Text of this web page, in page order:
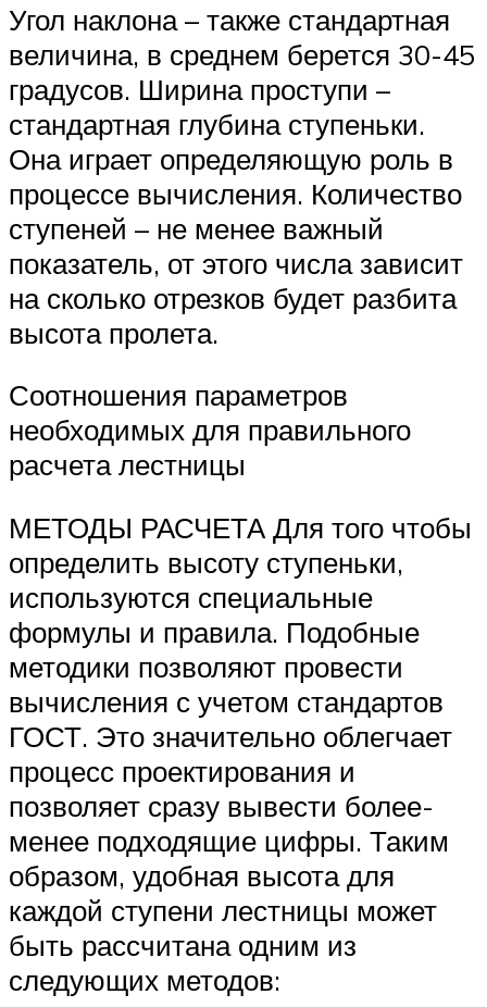
Угол наклона – также стандартная
величина, в среднем берется 30-45
градусов. Ширина проступи –
стандартная глубина ступеньки.
Она играет определяющую роль в
процессе вычисления. Количество
ступеней – не менее важный
показатель, от этого числа зависит
на сколько отрезков будет разбита
высота пролета.
Соотношения параметров
необходимых для правильного
расчета лестницы
МЕТОДЫ РАСЧЕТА Для того чтобы
определить высоту ступеньки,
используются специальные
формулы и правила. Подобные
методики позволяют провести
вычисления с учетом стандартов
ГОСТ. Это значительно облегчает
процесс проектирования и
позволяет сразу вывести более-
менее подходящие цифры. Таким
образом, удобная высота для
каждой ступени лестницы может
быть рассчитана одним из
следующих методов: